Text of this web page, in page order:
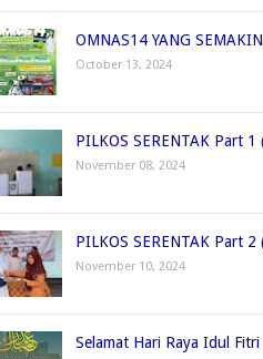
OMNAS14 YANG
October 13, 2024
PILKOS SERENTAK Part
November 08, 2024
PILKOS SERENTAK Part
November 10, 2024
Selamat Hari Raya Idul